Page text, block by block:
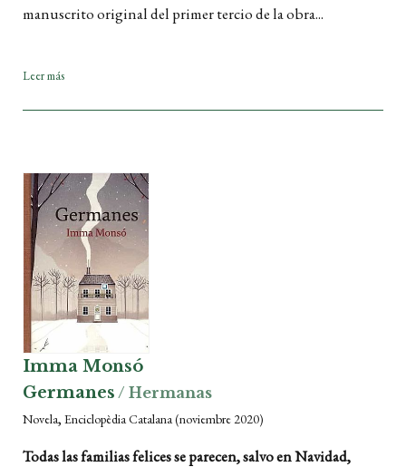
manuscrito original del primer tercio de la obra...
Leer más
Imma Monsó
Germanes / Hermanas
Novela, Enciclopèdia Catalana(noviembre 2020)
Todas las familias felices se parecen, salvo en Navidad,